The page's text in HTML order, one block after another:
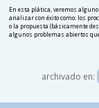
En esta plática, veremos
analizar con éxito como: los
o la propuesta (básicamente
algunos problemas abiertos
archivado en: